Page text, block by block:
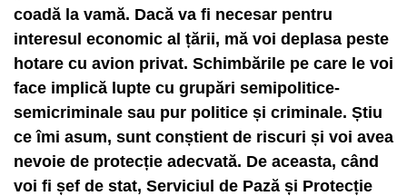
coadă la vamă. Dacă va fi necesar pentru
interesul economic al țării, mă voi deplasa peste
hotare cu avion privat. Schimbările pe care le voi
face implică lupte cu grupări semipolitice-
semicriminale sau pur politice și criminale. Știu
ce îmi asum, sunt conștient de riscuri și voi avea
nevoie de protecție adecvată. De aceasta, când
voi fi șef de stat, Serviciul de Pază și Protecție